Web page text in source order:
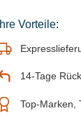
Ihre Vorteile:
14-Tage
Top-Marken,